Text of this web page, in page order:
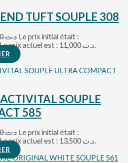
TUFT SOUPLE 308
د.ت13,000
Le prix initial était :
Le prix actuel est : د.ت 11,000.
SOUPLE
585
د.ت15,000
Le prix initial était :
Le prix actuel est : د.ت 13,500.